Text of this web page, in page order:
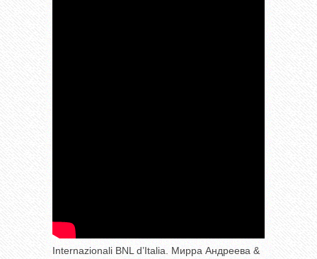
Internazionali BNL d’Italia. Мирра Андреева &